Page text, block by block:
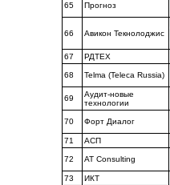
65 Прогноз
66 Авикон Текнолоджис
67 РДТЕХ
68 Telma (Teleca Russia)
69
Аудит-новые
технологии
70 Форт Диалог
71
АСП
72 AT Consulting
73 ИКТ